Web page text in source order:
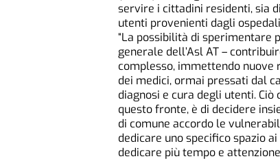
servire i cittadini residenti, sia
utenti provenienti dagli
“La possibilità di
generale dell’Asl AT –
complesso, immettendo nuove
dei medici, ormai pressati dal
diagnosi e cura degli utenti.
questo fronte, è di decidere
di comune accordo le
dedicare uno specifico spazio
dedicare più tempo e